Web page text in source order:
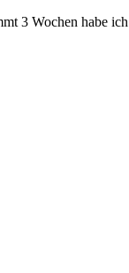
3 Wochen habe